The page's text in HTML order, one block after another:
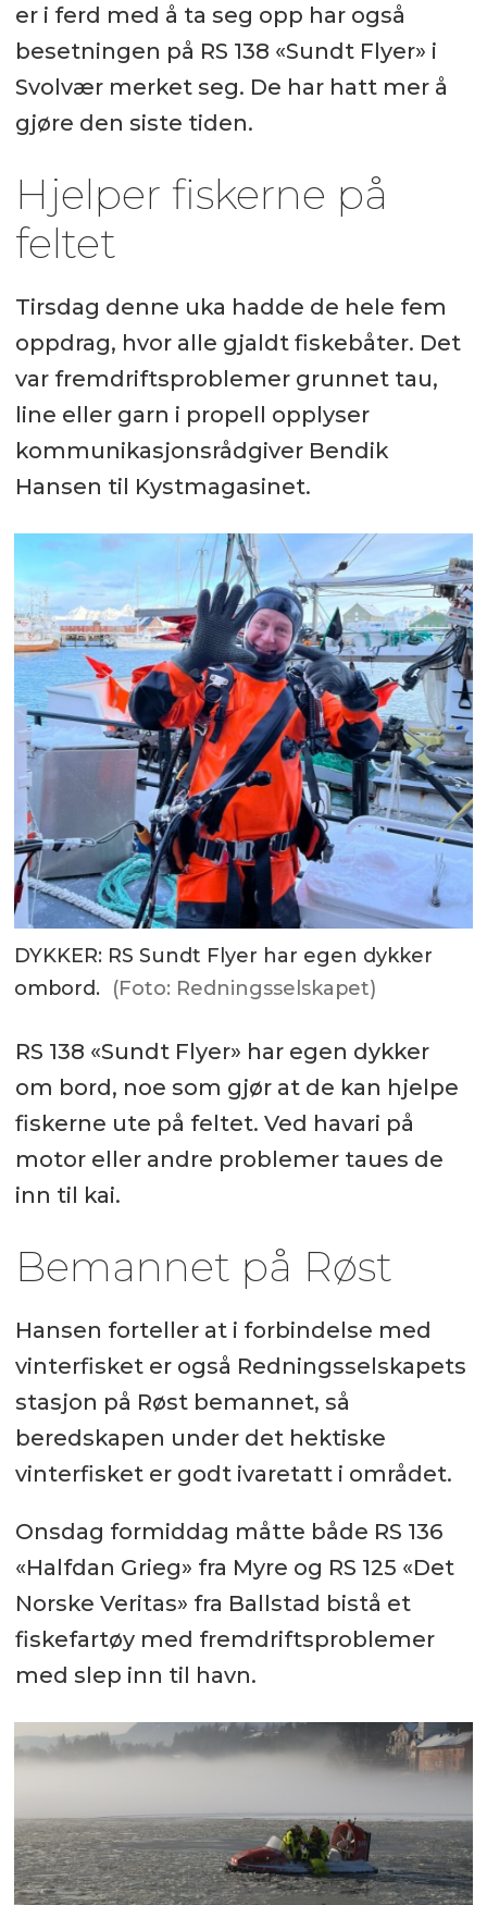
er i ferd med å ta seg opp har også
besetningen på RS 138 «Sundt Flyer» i
Svolvær merket seg. De har hatt mer å
gjøre den siste tiden.
Hjelper fiskerne på
feltet
Tirsdag denne uka hadde de hele fem
oppdrag, hvor alle gjaldt fiskebåter. Det
var fremdriftsproblemer grunnet tau,
line eller garn i propell opplyser
kommunikasjonsrådgiver Bendik
Hansen til Kystmagasinet.
DYKKER: RS Sundt Flyer har egen dykker
ombord. (Foto: Redningsselskapet)
RS 138 «Sundt Flyer» har egen dykker
om bord, noe som gjør at de kan hjelpe
fiskerne ute på feltet. Ved havari på
motor eller andre problemer taues de
inn til kai.
Bemannet på Røst
Hansen forteller at i forbindelse med
vinterfisket er også Redningsselskapets
stasjon på Røst bemannet, så
beredskapen under det hektiske
vinterfisket er godt ivaretatt i området.
Onsdag formiddag måtte både RS 136
«Halfdan Grieg» fra Myre og RS 125 «Det
Norske Veritas» fra Ballstad bistå et
fiskefartøy med fremdriftsproblemer
med slep inn til havn.